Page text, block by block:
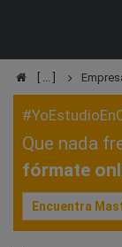
Que nada
fórmate
Encuentra